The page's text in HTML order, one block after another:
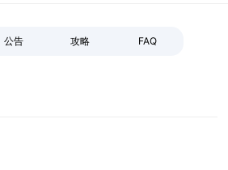
公告 攻略 FAQ